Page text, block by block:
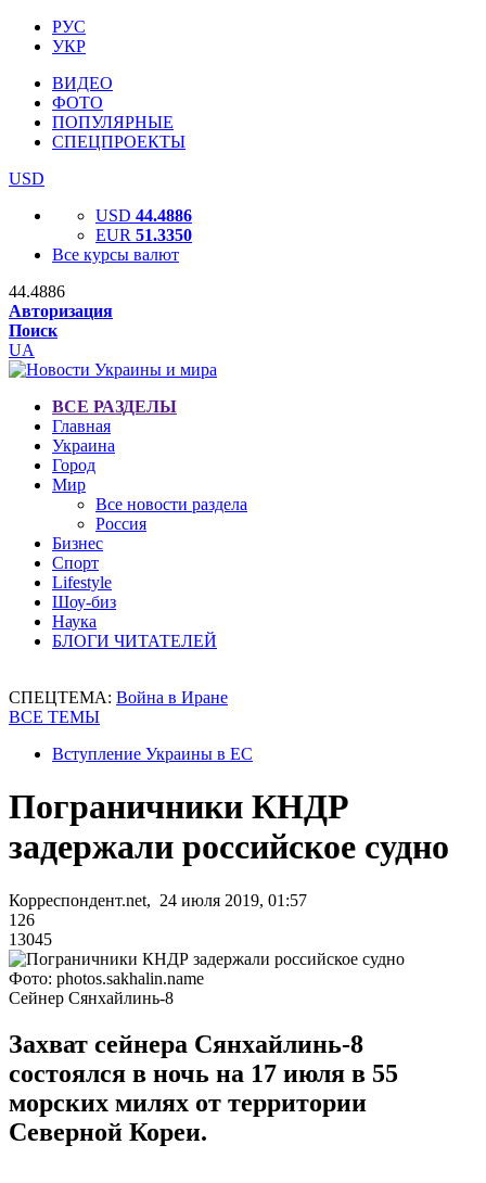
РУС
УКР
ВИДЕО
ФОТО
ПОПУЛЯРНЫЕ
СПЕЦПРОЕКТЫ
USD
USD 44.4886
EUR 51.3350
Все курсы валют
44.4886
Авторизация
Поиск
UA
ВСЕ РАЗДЕЛЫ
Главная
Украина
Город
Мир
Все новости раздела
Россия
Бизнес
Спорт
Lifestyle
Шоу-биз
Наука
БЛОГИ ЧИТАТЕЛЕЙ
СПЕЦТЕМА: Война в Иране
ВСЕ ТЕМЫ
Вступление Украины в ЕС
Пограничники КНДР
задержали российское судно
Корреспондент.net, 24 июля 2019, 01:57
126
13045
Фото: photos.sakhalin.name
Сейнер Сянхайлинь-8
Захват сейнера Сянхайлинь-8
состоялся в ночь на 17 июля в 55
морских милях от территории
Северной Кореи.